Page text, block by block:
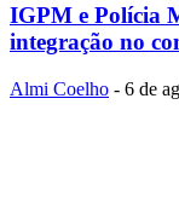
IGPM e Polícia
integração no
Almi Coelho - 6 de